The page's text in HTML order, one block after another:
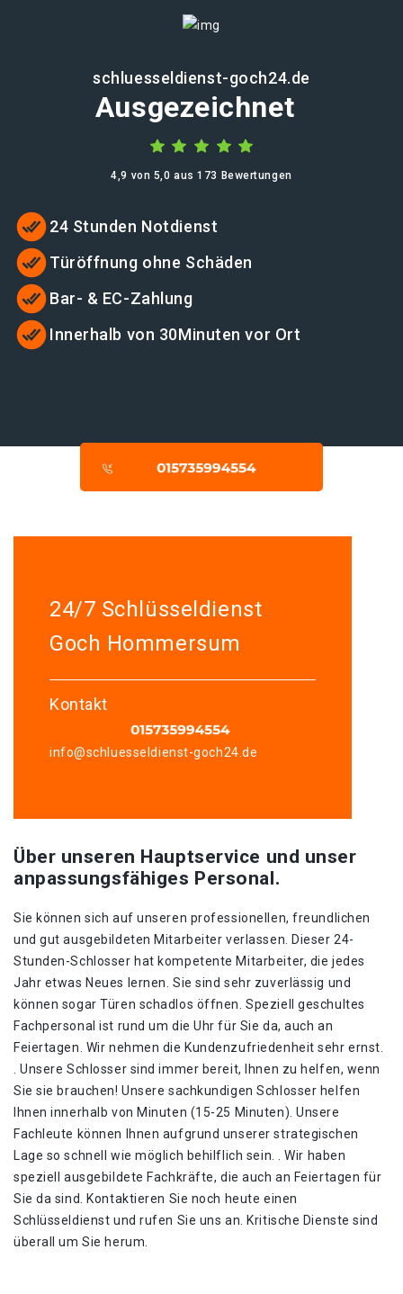
schluesseldienst-goch24.de
Ausgezeichnet
4,9 von 5,0 aus 173 Bewertungen
24 Stunden Notdienst
Türöffnung ohne Schäden
Bar- & EC-Zahlung
Innerhalb von 30Minuten vor Ort
24/7 Schlüsseldienst
Goch Hommersum
Kontakt
info@schluesseldienst-goch24.de
Über unseren Hauptservice und unser
anpassungsfähiges Personal.
Sie können sich auf unseren professionellen, freundlichen
und gut ausgebildeten Mitarbeiter verlassen. Dieser 24-
Stunden-Schlosser hat kompetente Mitarbeiter, die jedes
Jahr etwas Neues lernen. Sie sind sehr zuverlässig und
können sogar Türen schadlos öffnen. Speziell geschultes
Fachpersonal ist rund um die Uhr für Sie da, auch an
Feiertagen. Wir nehmen die Kundenzufriedenheit sehr ernst.
. Unsere Schlosser sind immer bereit, Ihnen zu helfen, wenn
Sie sie brauchen! Unsere sachkundigen Schlosser helfen
Ihnen innerhalb von Minuten (15-25 Minuten). Unsere
Fachleute können Ihnen aufgrund unserer strategischen
Lage so schnell wie möglich behilflich sein. . Wir haben
speziell ausgebildete Fachkräfte, die auch an Feiertagen für
Sie da sind. Kontaktieren Sie noch heute einen
Schlüsseldienst und rufen Sie uns an. Kritische Dienste sind
überall um Sie herum.